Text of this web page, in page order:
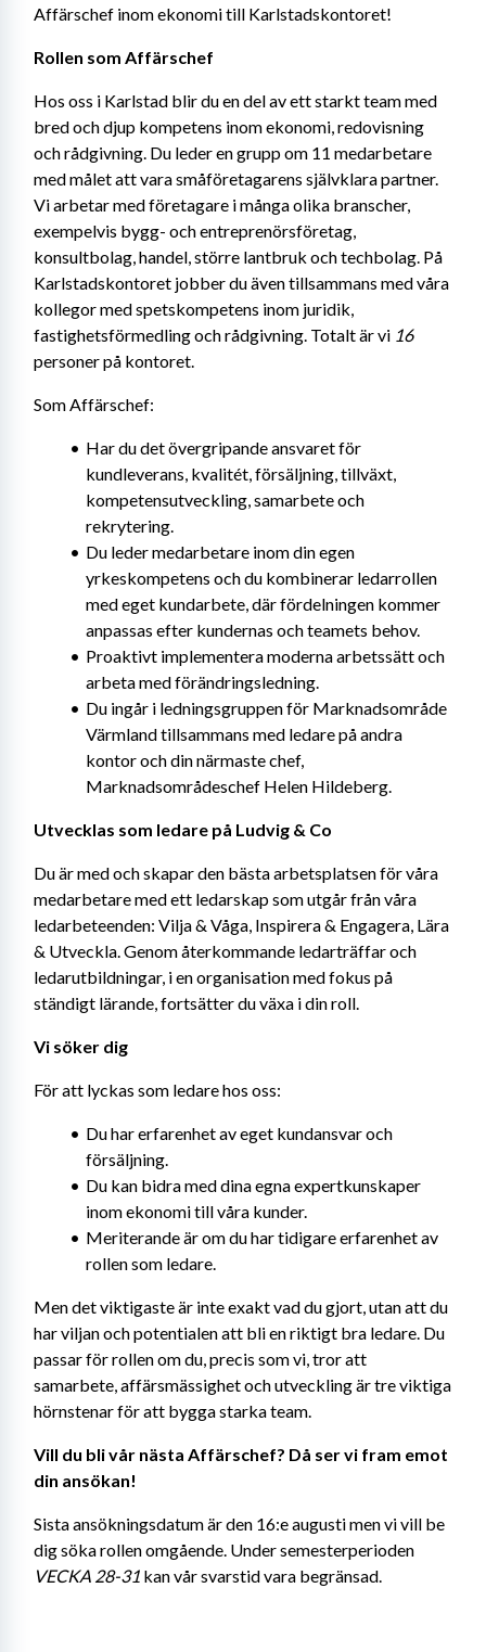
Affärschef inom ekonomi till Karlstadskontoret!
Rollen som Affärschef
Hos oss i Karlstad blir du en del av ett starkt team med
bred och djup kompetens inom ekonomi, redovisning
och rådgivning. Du leder en grupp om 11 medarbetare
med målet att vara småföretagarens självklara partner.
Vi arbetar med företagare i många olika branscher,
exempelvis bygg- och entreprenörsföretag,
konsultbolag, handel, större lantbruk och techbolag. På
Karlstadskontoret jobber du även tillsammans med våra
kollegor med spetskompetens inom juridik,
fastighetsförmedling och rådgivning. Totalt är vi 16
personer på kontoret.
Som Affärschef:
Har du det övergripande ansvaret för
kundleverans, kvalitét, försäljning, tillväxt,
kompetensutveckling, samarbete och
rekrytering.
Du leder medarbetare inom din egen
yrkeskompetens och du kombinerar ledarrollen
med eget kundarbete, där fördelningen kommer
anpassas efter kundernas och teamets behov.
Proaktivt implementera moderna arbetssätt och
arbeta med förändringsledning.
Du ingår i ledningsgruppen för Marknadsområde
Värmland tillsammans med ledare på andra
kontor och din närmaste chef,
Marknadsområdeschef Helen Hildeberg.
Utvecklas som ledare på Ludvig & Co
Du är med och skapar den bästa arbetsplatsen för våra
medarbetare med ett ledarskap som utgår från våra
ledarbeteenden: Vilja & Våga, Inspirera & Engagera, Lära
& Utveckla. Genom återkommande ledarträffar och
ledarutbildningar, i en organisation med fokus på
ständigt lärande, fortsätter du växa i din roll.
Vi söker dig
För att lyckas som ledare hos oss:
Du har erfarenhet av eget kundansvar och
försäljning.
Du kan bidra med dina egna expertkunskaper
inom ekonomi till våra kunder.
Meriterande är om du har tidigare erfarenhet av
rollen som ledare.
Men det viktigaste är inte exakt vad du gjort, utan att du
har viljan och potentialen att bli en riktigt bra ledare. Du
passar för rollen om du, precis som vi, tror att
samarbete, affärsmässighet och utveckling är tre viktiga
hörnstenar för att bygga starka team.
Vill du bli vår nästa Affärschef? Då ser vi fram emot
din ansökan!
Sista ansökningsdatum är den 16:e augusti men vi vill be
VECKA 28-31 kan vår svarstid vara begränsad.